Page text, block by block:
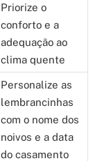
Priorize o
conforto e a
adequação ao
clima quente
Personalize as
lembrancinhas
com o nome dos
noivos e a data
do casamento